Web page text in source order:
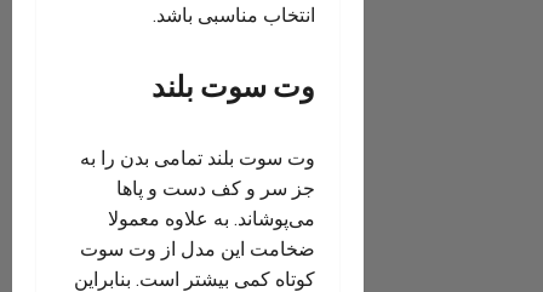
انتخاب مناسبی باشد.
وت سوت بلند
وت سوت بلند تمامی بدن را به
جز سر و کف دست و پاها
می‌پوشاند. به علاوه معمولا
ضخامت این مدل از وت سوت
کوتاه کمی بیشتر است. بنابراین